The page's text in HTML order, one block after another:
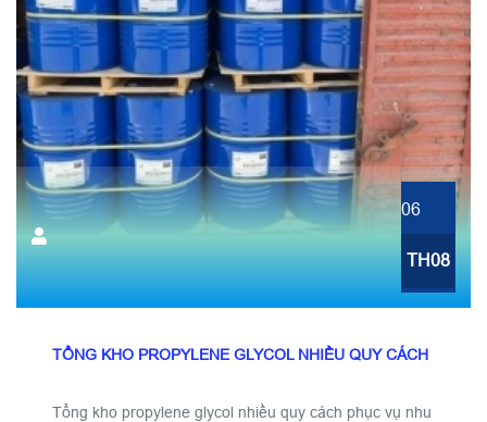
06
TH08
TỔNG KHO PROPYLENE GLYCOL NHIỀU QUY CÁCH
Tổng kho propylene glycol nhiều quy cách phục vụ nhu